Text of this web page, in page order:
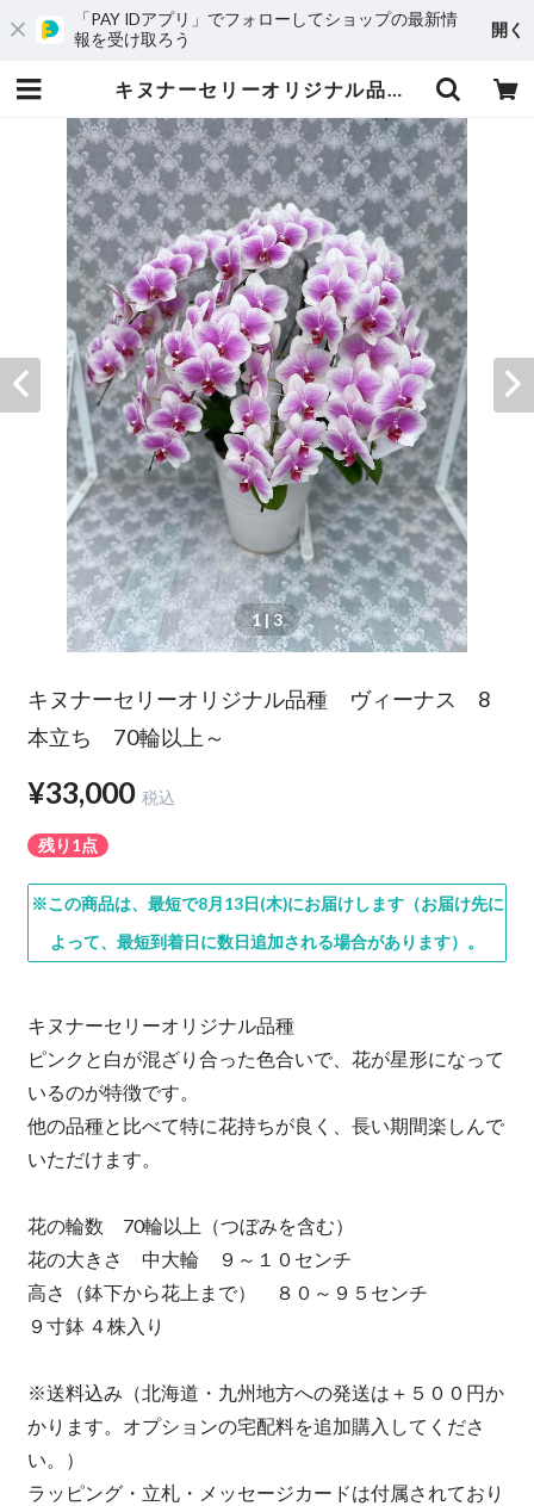
「PAY IDアプリ」でフォローしてショップの最新情
報を受け取ろう
開く
キヌナーセリーオリジナル品種 ヴィーナス 8本立ち 70輪以上～ | キヌナーセリー 純国内生産の胡蝶蘭生産者
1| 3
キヌナーセリーオリジナル品種 ヴィーナス 8
本立ち 70輪以上～
¥33,000 税込
残り1点
※この商品は、最短で8月13日(木)にお届けします（お届け先に
よって、最短到着日に数日追加される場合があります）。
キヌナーセリーオリジナル品種
ピンクと白が混ざり合った色合いで、花が星形になって
いるのが特徴です。
他の品種と比べて特に花持ちが良く、長い期間楽しんで
いただけます。
花の輪数 70輪以上（つぼみを含む）
花の大きさ 中大輪 ９～１０センチ
高さ（鉢下から花上まで） ８０～９５センチ
９寸鉢 ４株入り
※送料込み（北海道・九州地方への発送は＋５００円か
かります。オプションの宅配料を追加購入してくださ
い。）
ラッピング・立札・メッセージカードは付属されており